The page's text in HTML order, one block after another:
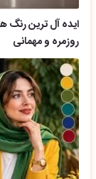
روزمره و مهمانی